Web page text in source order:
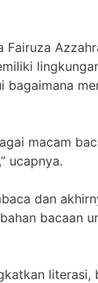
Fairuza
macam
ucapnya.
dan
bacaan
literasi,